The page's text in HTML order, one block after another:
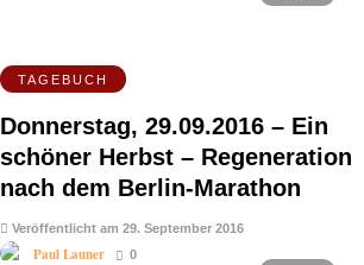
TAGEBUCH
Donnerstag, 29.09.2016 – Ein
schöner Herbst – Regeneration
nach dem Berlin-Marathon
Veröffentlicht am 29. September 2016
Paul Launer 0